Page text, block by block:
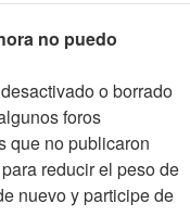
no puedo
o borrado
foros
que no publicaron
reducir el peso de
nuevo y participe de